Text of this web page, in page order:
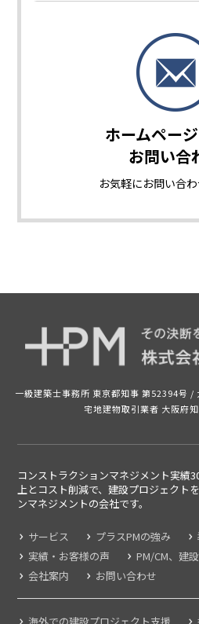
ホームペー
お問い合
お気軽にお問い合
一級建築士事務所 東京都知事 第52394号 /
宅地建物取引業者 大阪府
コンストラクションマネジメント実績
上とコスト削減で、建設プロジェクト
ンマネジメントの会社です。
サービス プラスPMの強み
実績・お客様の声
PM/CM、建
会社案内
お問い合わせ